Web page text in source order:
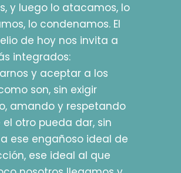
y luego lo atacamos, lo
lo condenamos. El
de hoy nos invita a
integrados:
y aceptar a los
son, sin exigir
amando y respetando
el otro pueda dar, sin
ese engañoso ideal de
ese ideal al que